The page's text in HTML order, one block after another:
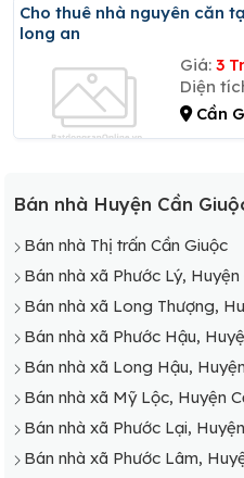
Cho thuê nhà nguyên căn tại ngã ba tân kim cần giuộc
long an
Giá: 3
Diện
Cần
Bán nhà Huyện Cần
Bán nhà Thị trấn Cần Giuộc
Bán nhà xã Phước Lý, Huyện
Bán nhà xã Long Thượng,
Bán nhà xã Phước Hậu,
Bán nhà xã Long Hậu,
Bán nhà xã Mỹ Lộc, Huyện
Bán nhà xã Phước Lại,
Bán nhà xã Phước Lâm,